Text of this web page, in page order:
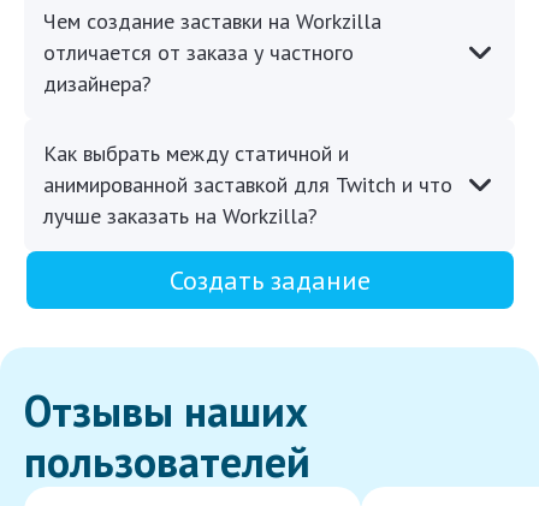
Чем создание заставки на Workzilla
отличается от заказа у частного
дизайнера?
Как выбрать между статичной и
анимированной заставкой для Twitch и что
лучше заказать на Workzilla?
Создать задание
Отзывы наших
пользователей